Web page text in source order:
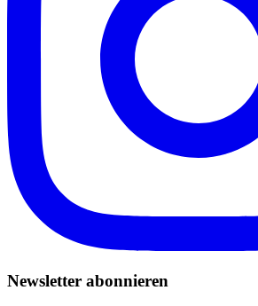
Newsletter abonnieren